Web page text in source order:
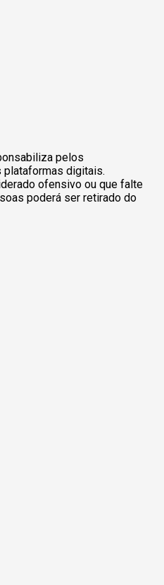
pelos
digitais.
ofensivo ou que falte
poderá ser retirado do